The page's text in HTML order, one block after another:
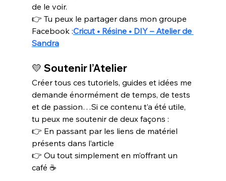
de le voir.
👉 Tu peux le partager dans mon groupe
Facebook :Cricut • Résine • DIY – Atelier de
Sandra
💛 Soutenir l’Atelier
Créer tous ces tutoriels, guides et idées me
demande énormément de temps, de tests
et de passion…Si ce contenu t’a été utile,
tu peux me soutenir de deux façons :
👉 En passant par les liens de matériel
présents dans l’article
👉 Ou tout simplement en m’offrant un
café ☕